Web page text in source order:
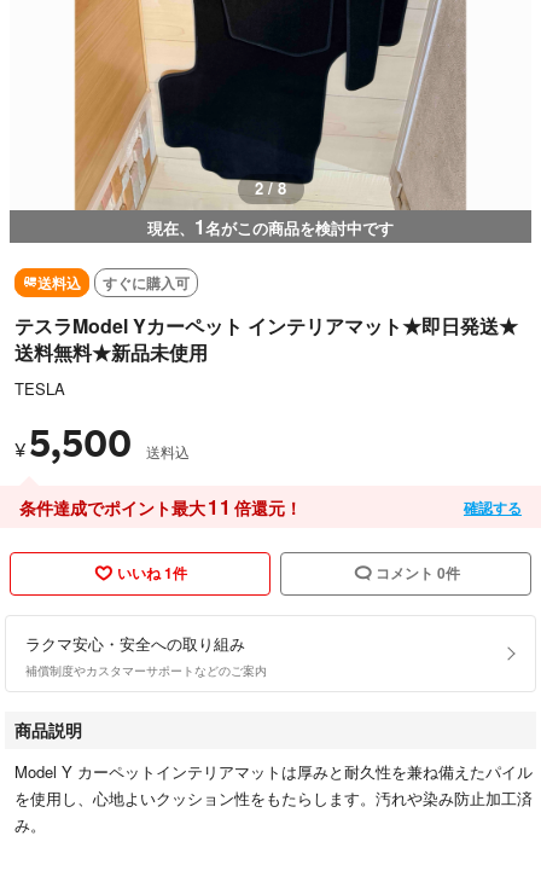
2 / 8
現在、 1名がこの商品を検討中です
送料込 すぐに購入可
テスラModel Yカーペット インテリアマット★即日発送★
送料無料★新品未使用
TESLA
¥ 5,500 送料込
条件達成でポイント最大11 倍還元！ 確認する
いいね 1件 コメント 0件
ラクマ安心・安全への取り組み
補償制度やカスタマーサポートなどのご案内
商品説明
Model Y カーペットインテリアマットは厚みと耐久性を兼ね備えたパイル
を使用し、心地よいクッション性をもたらします。汚れや染み防止加工済
み。